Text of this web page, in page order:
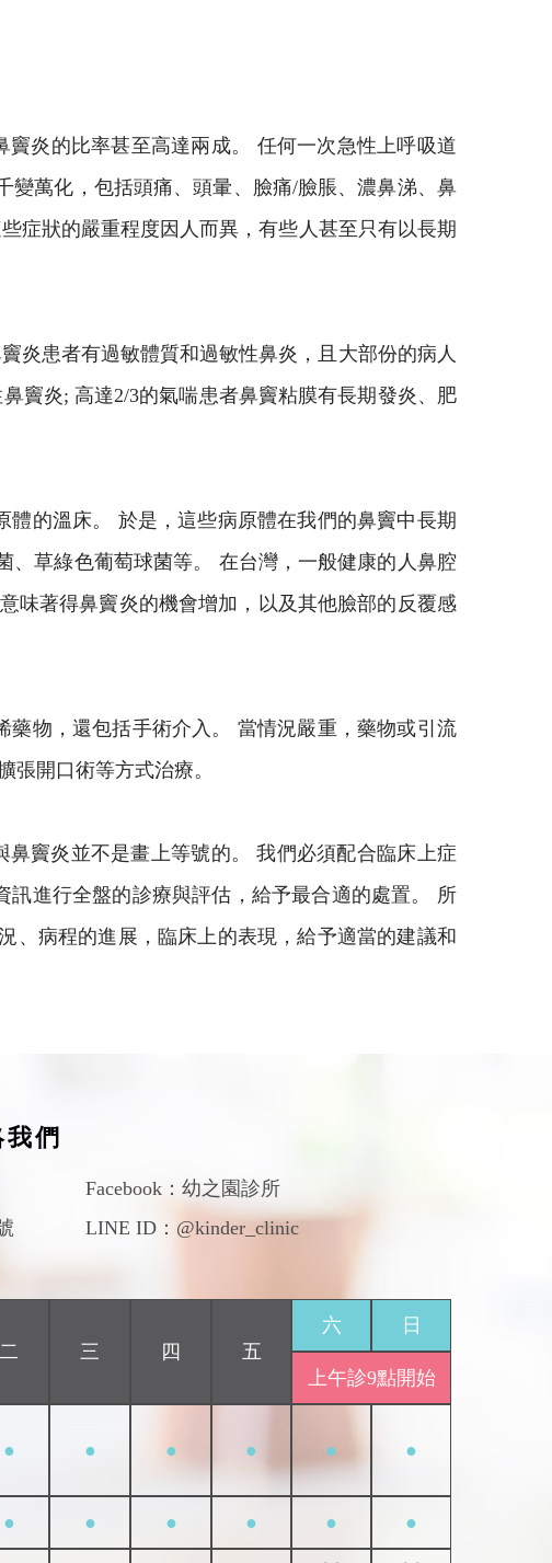
炎的比率甚至高達兩成。 任何一次急性上呼吸道
變萬化，包括頭痛、頭暈、臉痛/臉脹、濃鼻涕、鼻
症狀的嚴重程度因人而異，有些人甚至只有以長期
炎患者有過敏體質和過敏性鼻炎，且大部份的病人
竇炎; 高達2/3的氣喘患者鼻竇粘膜有長期發炎、肥
的溫床。 於是，這些病原體在我們的鼻竇中長期
、草綠色葡萄球菌等。 在台灣，一般健康的人鼻腔
味著得鼻竇炎的機會增加，以及其他臉部的反覆感
物，還包括手術介入。 當情況嚴重，藥物或引流
氣球擴張開口術等方式治療。
竇炎並不是畫上等號的。 我們必須配合臨床上症
進行全盤的診療與評估，給予最合適的處置。 所
、病程的進展，臨床上的表現，給予適當的建議和
們
Facebook：幼之園診所
LINE ID：@kinder_clinic
二 三 四 五
六 日
上午診9點開始
● ● ● ● ● ●
● ● ● ● ● ●